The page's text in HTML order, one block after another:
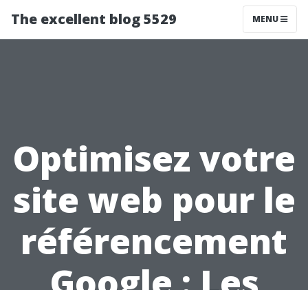
The excellent blog 5529 MENU
Optimisez votre
site web pour le
référencement